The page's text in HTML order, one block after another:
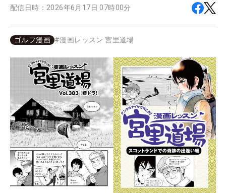
配信日時： 2026年6月17日 07時00分
ゴルフ漫画 #漫画レッスン 宮里道場